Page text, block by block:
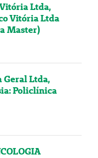
Ltda,
Vitória Ltda
Master)
Geral Ltda,
Policlínica